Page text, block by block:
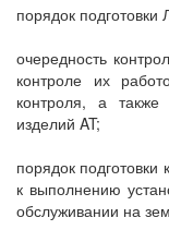
порядок
очередность
контроле их
контроля, а также
изделий AT;
порядок
к выполнению
обслуживании на